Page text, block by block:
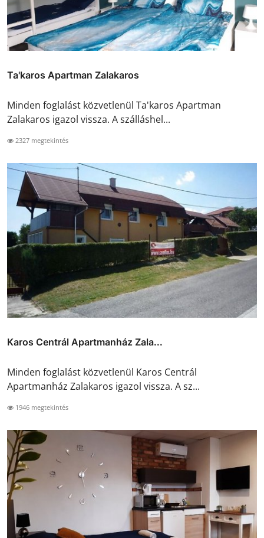
Ta'karos Apartman Zalakaros
Minden foglalást közvetlenül Ta'karos Apartman
Zalakaros igazol vissza. A szálláshel...
2327 megtekintés
Karos Centrál Apartmanház Zala...
Minden foglalást közvetlenül Karos Centrál
Apartmanház Zalakaros igazol vissza. A sz...
1946 megtekintés